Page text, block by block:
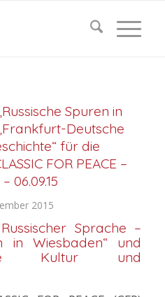
Spuren in
Deutsche
für die
FOR PEACE –
– 06.09.15
2015
Sprache –
in Wiesbaden“ und
Kultur und